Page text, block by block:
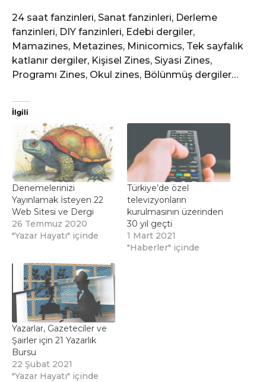
24 saat fanzinleri, Sanat fanzinleri, Derleme
fanzinleri, DIY fanzinleri, Edebi dergiler,
Mamazines, Metazines, Minicomics, Tek sayfalık
katlanır dergiler, Kişisel Zines, Siyasi Zines,
Programı Zines, Okul zines, Bölünmüş dergiler…
İlgili
Denemelerinizi
Yayınlamak İsteyen 22
Web Sitesi ve Dergi
26 Temmuz 2020
"Yazar Hayatı" içinde
Türkiye’de özel
televizyonların
kurulmasının üzerinden
30 yıl geçti
1 Mart 2021
"Haberler" içinde
Yazarlar, Gazeteciler ve
Şairler için 21 Yazarlık
Bursu
22 Şubat 2021
"Yazar Hayatı" içinde